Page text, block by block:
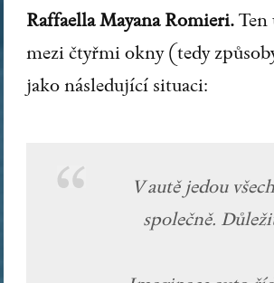
Raffaella Mayana Romieri. Ten
mezi čtyřmi okny (tedy
jako následující situaci:
V autě jedou
společně.